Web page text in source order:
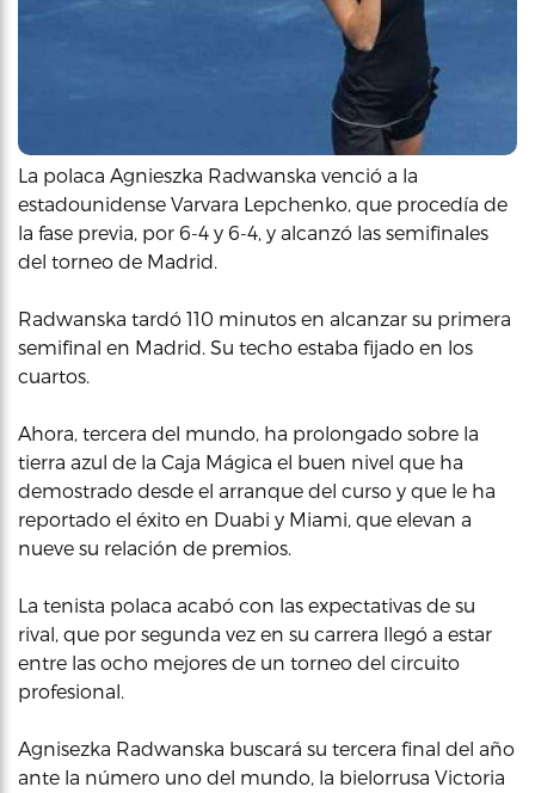
La polaca Agnieszka Radwanska venció a la
estadounidense Varvara Lepchenko, que procedía de
la fase previa, por 6-4 y 6-4, y alcanzó las semifinales
del torneo de Madrid.
Radwanska tardó 110 minutos en alcanzar su primera
semifinal en Madrid. Su techo estaba fijado en los
cuartos.
Ahora, tercera del mundo, ha prolongado sobre la
tierra azul de la Caja Mágica el buen nivel que ha
demostrado desde el arranque del curso y que le ha
reportado el éxito en Duabi y Miami, que elevan a
nueve su relación de premios.
La tenista polaca acabó con las expectativas de su
rival, que por segunda vez en su carrera llegó a estar
entre las ocho mejores de un torneo del circuito
profesional.
Agnisezka Radwanska buscará su tercera final del año
ante la número uno del mundo, la bielorrusa Victoria